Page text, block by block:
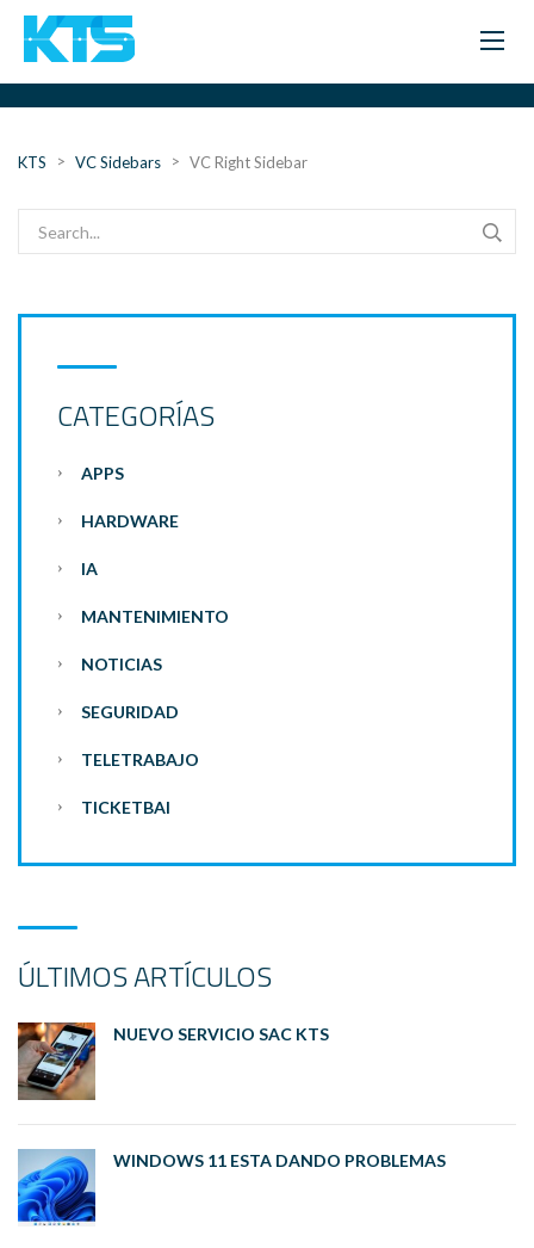
KTS > VC Sidebars > VC Right Sidebar
CATEGORÍAS
APPS
HARDWARE
IA
MANTENIMIENTO
NOTICIAS
SEGURIDAD
TELETRABAJO
TICKETBAI
ÚLTIMOS ARTÍCULOS
NUEVO SERVICIO SAC KTS
WINDOWS 11 ESTA DANDO PROBLEMAS